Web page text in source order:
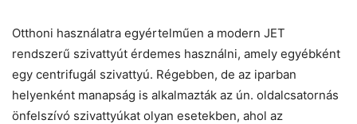
Otthoni használatra egyértelműen a modern JET
rendszerű szivattyút érdemes használni, amely egyébként
egy centrifugál szivattyú. Régebben, de az iparban
helyenként manapság is alkalmazták az ún. oldalcsatornás
önfelszívó szivattyúkat olyan esetekben, ahol az